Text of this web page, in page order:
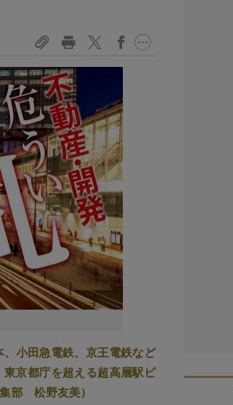
小田急電鉄、京王電鉄など
東京都庁を超える超高層駅ビ
部 松野友美）